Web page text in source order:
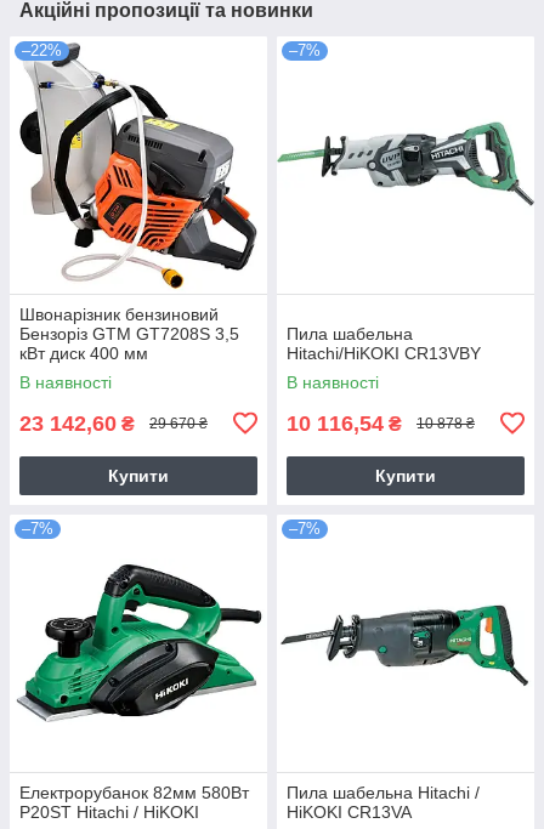
Акційні пропозиції та новинки
–22%
Швонарізник бензиновий
Бензоріз GTM GT7208S 3,5
кВт диск 400 мм
В наявності
23 142,60 ₴ 29 670 ₴
Купити
–7%
Пила шабельна
Hitachi/HiKOKI CR13VBY
В наявності
10 116,54 ₴ 10 878 ₴
Купити
–7%
Електрорубанок 82мм 580Вт
P20ST Hitachi / HiKOKI
–7%
Пила шабельна Hitachi /
HiKOKI CR13VA